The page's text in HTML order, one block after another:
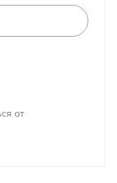
от